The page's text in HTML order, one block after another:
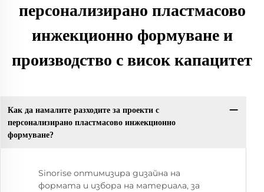
персонализирано пластмасово
инжекционно формуване и
производство с висок капацитет
Как да намалите разходите за проекти с
персонализирано пластмасово инжекционно
формуване?
Sinorise оптимизира дизайна на
формата и избора на материала, за